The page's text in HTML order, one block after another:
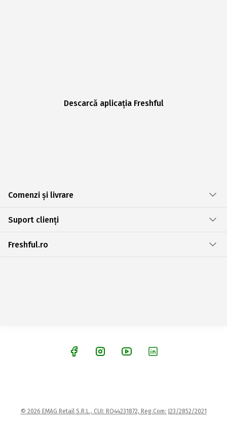
Descarcă aplicația Freshful
Comenzi și livrare
Suport clienți
Freshful.ro
© 2026 EMAG Retail S.R.L., CUI: RO44231872, Reg.Com: J23/2852/2021